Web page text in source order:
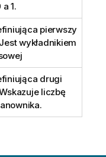
1.
pierwszy
wykładnikiem
drugi
liczbę